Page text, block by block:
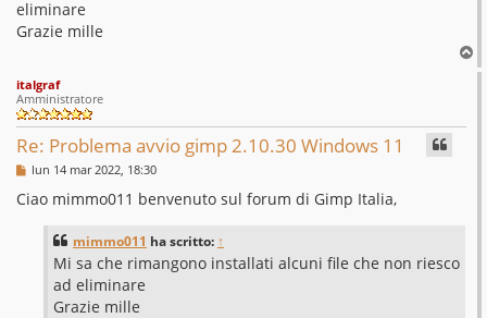
eliminare
Grazie mille
o
italgraf
Amministratore
Re: Problema avvio gimp 2.10.30 Windows 11
M
s
s
lun 14 mar 2022, 18:30
Ciao mimmo011 benvenuto sul forum di Gimp Italia,
mimmo011 ha scritto: ↑
Mi sa che rimangono installati alcuni file che non riesco
ad eliminare
Grazie mille